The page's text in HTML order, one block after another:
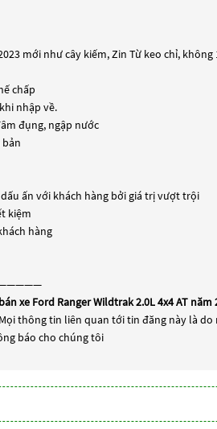
mới như cây kiếm, Zin Từ keo chỉ, không
chấp
nhập về.
đụng, ngập nước
bản
ấn với khách hàng bởi giá trị vượt trội
kiệm
hàng
xe Ford Ranger Wildtrak 2.0L 4x4 AT
thông tin liên quan tới tin đăng này là
báo cho chúng tôi